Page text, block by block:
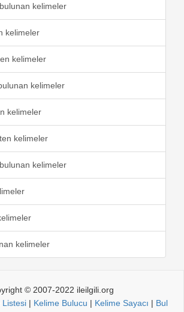
kelimeler
kelimeler
kelimeler
kelimeler
kelimeler
kelimeler
kelimeler
kelimeler
© 2007-2022 ileilgili.org
Listesi | Kelime Bulucu | Kelime Sayacı | Bul